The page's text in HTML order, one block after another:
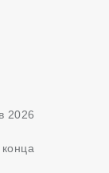
2026